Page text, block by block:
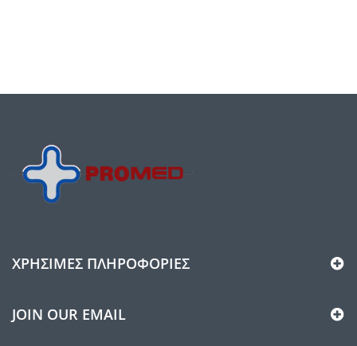
ΧΡΉΣΙΜΕΣ ΠΛΗΡΟΦΟΡΊΕΣ
JOIN OUR EMAIL